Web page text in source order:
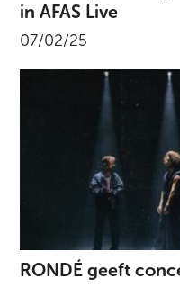
in AFAS Live
07/02/25
RONDÉ geeft